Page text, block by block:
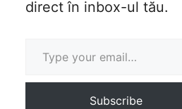
direct în inbox-ul tău.
Subscribe